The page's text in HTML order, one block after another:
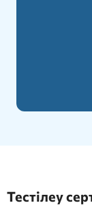
Тестілеу